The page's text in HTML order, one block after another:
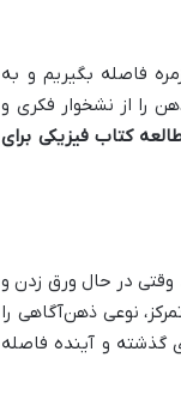
فاصله بگیریم و به
را از نشخوار فکری و
کتاب فیزیکی برای
در حال ورق زدن و
نوعی ذهن‌آگاهی را
گذشته و آینده فاصله